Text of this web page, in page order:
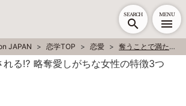
SEARCH MENU
JAPAN 恋学TOP 恋愛 奪うことで満たされる⁉ 略奪愛しがちな女性の特徴3つ